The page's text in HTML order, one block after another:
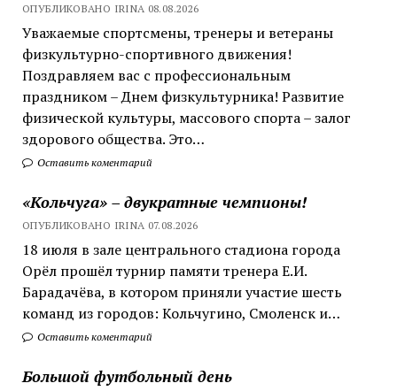
ОПУБЛИКОВАНО IRINA 08.08.2026
Уважаемые спортсмены, тренеры и ветераны
физкультурно-спортивного движения!
Поздравляем вас с профессиональным
праздником – Днем физкультурника! Развитие
физической культуры, массового спорта – залог
здорового общества. Это…
Оставить коментарий
«Кольчуга» – двукратные чемпионы!
ОПУБЛИКОВАНО IRINA 07.08.2026
18 июля в зале центрального стадиона города
Орёл прошёл турнир памяти тренера Е.И.
Барадачёва, в котором приняли участие шесть
команд из городов: Кольчугино, Смоленск и…
Оставить коментарий
Большой футбольный день